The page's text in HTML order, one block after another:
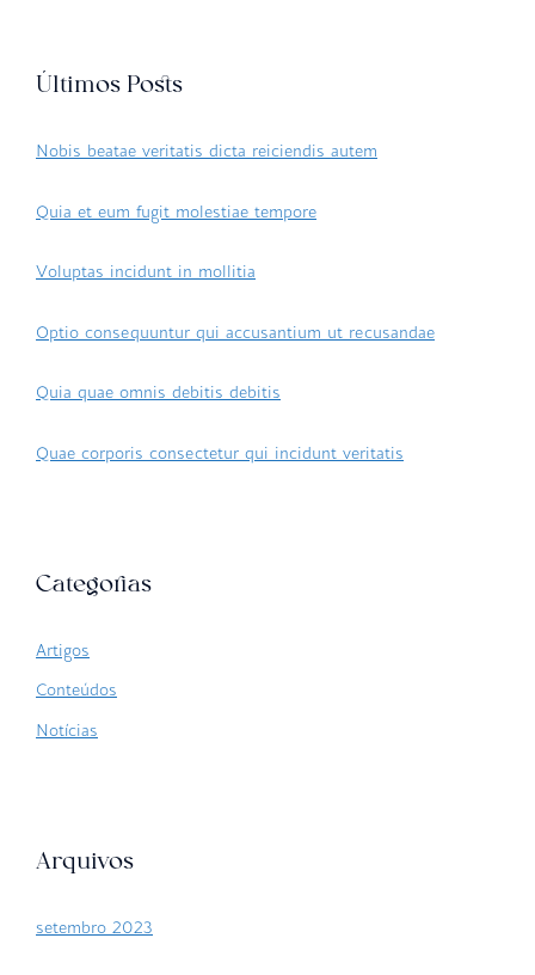
Últimos Posts
Nobis beatae veritatis dicta reiciendis autem
Quia et eum fugit molestiae tempore
Voluptas incidunt in mollitia
Optio consequuntur qui accusantium ut recusandae
Quia quae omnis debitis debitis
Quae corporis consectetur qui incidunt veritatis
Categorias
Artigos
Conteúdos
Notícias
Arquivos
setembro 2023